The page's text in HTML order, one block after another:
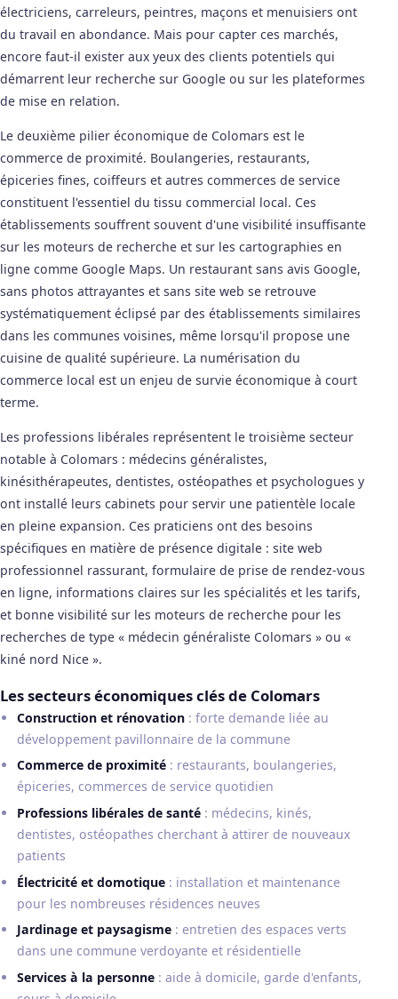
électriciens, carreleurs, peintres, maçons et menuisiers ont
du travail en abondance. Mais pour capter ces marchés,
encore faut-il exister aux yeux des clients potentiels qui
démarrent leur recherche sur Google ou sur les plateformes
de mise en relation.
Le deuxième pilier économique de Colomars est le
commerce de proximité. Boulangeries, restaurants,
épiceries fines, coiffeurs et autres commerces de service
constituent l'essentiel du tissu commercial local. Ces
établissements souffrent souvent d'une visibilité insuffisante
sur les moteurs de recherche et sur les cartographies en
ligne comme Google Maps. Un restaurant sans avis Google,
sans photos attrayantes et sans site web se retrouve
systématiquement éclipsé par des établissements similaires
dans les communes voisines, même lorsqu'il propose une
cuisine de qualité supérieure. La numérisation du
commerce local est un enjeu de survie économique à court
terme.
Les professions libérales représentent le troisième secteur
notable à Colomars : médecins généralistes,
kinésithérapeutes, dentistes, ostéopathes et psychologues y
ont installé leurs cabinets pour servir une patientèle locale
en pleine expansion. Ces praticiens ont des besoins
spécifiques en matière de présence digitale : site web
professionnel rassurant, formulaire de prise de rendez-vous
en ligne, informations claires sur les spécialités et les tarifs,
et bonne visibilité sur les moteurs de recherche pour les
recherches de type « médecin généraliste Colomars » ou «
kiné nord Nice ».
Les secteurs économiques clés de Colomars
Construction et rénovation : forte demande liée au
développement pavillonnaire de la commune
Commerce de proximité : restaurants, boulangeries,
épiceries, commerces de service quotidien
Professions libérales de santé : médecins, kinés,
dentistes, ostéopathes cherchant à attirer de nouveaux
patients
Électricité et domotique : installation et maintenance
pour les nombreuses résidences neuves
Jardinage et paysagisme : entretien des espaces verts
dans une commune verdoyante et résidentielle
Services à la personne : aide à domicile, garde d'enfants,